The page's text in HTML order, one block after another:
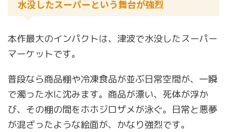
水没したスーパーという舞台が強烈
本作最大のインパクトは、津波で水没したスーパー
マーケットです。
普段なら商品棚や冷凍食品が並ぶ日常空間が、一瞬
で濁った水に沈みます。商品が漂い、死体が浮か
び、その棚の間をホホジロザメが泳ぐ。日常と悪夢
が混ざったような絵面が、かなり強烈です。